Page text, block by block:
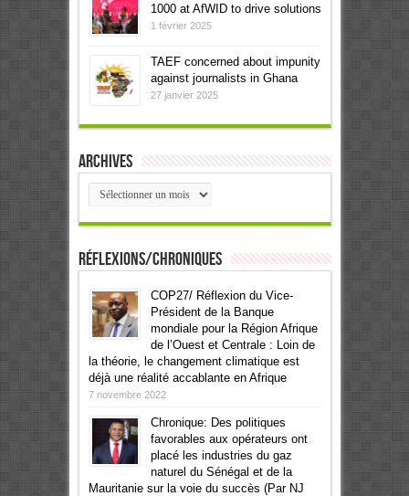
1000 at AfWID to drive solutions
1 février 2025
TAEF concerned about impunity
against journalists in Ghana
27 janvier 2025
Archives
Archives
Réflexions/Chroniques
COP27/ Réflexion du Vice-
Président de la Banque
mondiale pour la Région Afrique
de l’Ouest et Centrale : Loin de
la théorie, le changement climatique est
déjà une réalité accablante en Afrique
7 novembre 2022
Chronique: Des politiques
favorables aux opérateurs ont
placé les industries du gaz
naturel du Sénégal et de la
Mauritanie sur la voie du succès (Par NJ